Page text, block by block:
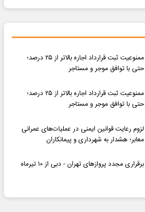
ممنوعیت ثبت قرارداد اجاره بالاتر از ۲۵ درصد؛
حتی با توافق موجر و مستاجر
ممنوعیت ثبت قرارداد اجاره بالاتر از ۲۵ درصد؛
حتی با توافق موجر و مستاجر
لزوم رعایت قوانین ایمنی در عملیات‌های عمرانی
معابر؛ هشدار به شهرداری و پیمانکاران
برقراری مجدد پروازهای تهران - دبی از ۱۰ تیرماه